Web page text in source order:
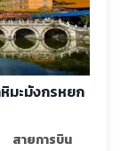
มะมังกรหยก
สายการบิน